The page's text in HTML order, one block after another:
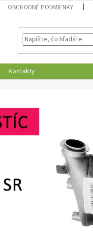
OBCHODNÉ PODMIENKY
Kontakty